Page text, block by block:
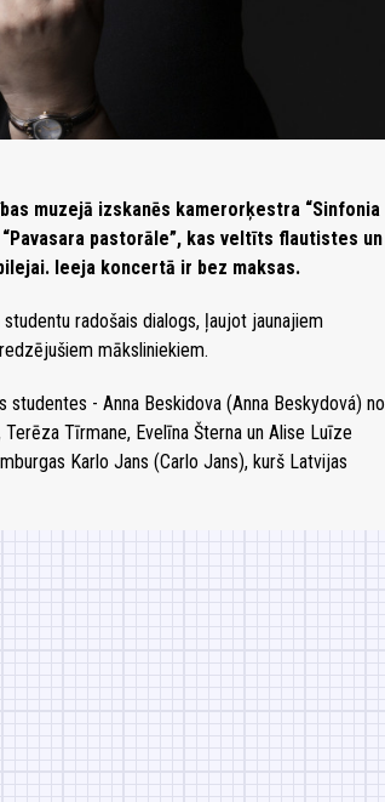
muzejā izskanēs kamerorķestra “Sinfonia
pastorāle”, kas veltīts flautistes un
Ieeja koncertā ir bez maksas.
radošais dialogs, ļaujot jaunajiem
māksliniekiem.
- Anna Beskidova (Anna Beskydová) no
Tīrmane, Evelīna Šterna un Alise Luīze
Karlo Jans (Carlo Jans), kurš Latvijas